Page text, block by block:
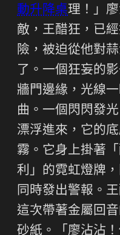
動升降桌理！」
敵，王醋狂，已
險，被迫從他對
了。一個狂妄的
牆門邊緣，光線
曲。一個閃閃發
漂浮進來，它的
霧。它身上掛著
利」的霓虹燈牌
同時發出警報。
這次帶著金屬回
砂紙。「廖沾沾